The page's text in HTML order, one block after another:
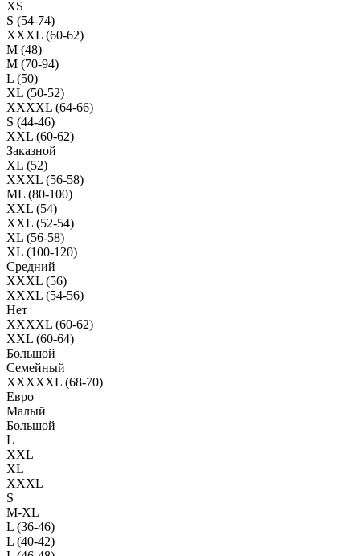
XS
S (54-74)
XXXL (60-62)
M (48)
M (70-94)
L (50)
XL (50-52)
XXXXL (64-66)
S (44-46)
XXL (60-62)
Заказной
XL (52)
XXXL (56-58)
ML (80-100)
XXL (54)
XXL (52-54)
XL (56-58)
XL (100-120)
Средний
XXXL (56)
XXXL (54-56)
Нет
XXXXL (60-62)
XXL (60-64)
Большой
Семейный
XXXXXL (68-70)
Евро
Малый
Большой
L
XXL
XL
XXXL
S
M-XL
L (36-46)
L (40-42)